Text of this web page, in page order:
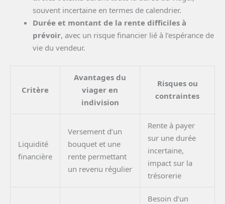
souvent incertaine en termes de calendrier.
Durée et montant de la rente difficiles à
prévoir, avec un risque financier lié à l’espérance de
vie du vendeur.
Critère
Avantages du
viager en
indivision
Risques ou
contraintes
Liquidité
financière
Versement d’un
bouquet et une
rente permettant
un revenu régulier
Rente à payer
sur une durée
incertaine,
impact sur la
trésorerie
Besoin d’un